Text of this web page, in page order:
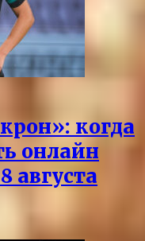
когда
онлайн
августа